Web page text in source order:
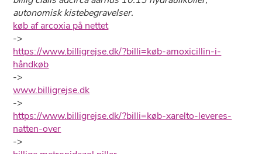
autonomisk kistebegravelser.
køb af arcoxia på nettet
->
https://www.billigrejse.dk/?billi=køb-amoxicillin-i-
håndkøb
->
www.billigrejse.dk
->
https://www.billigrejse.dk/?billi=køb-xarelto-leveres-
natten-over
->